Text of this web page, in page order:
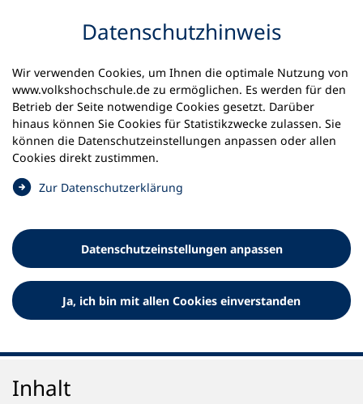
Datenschutz­hinweis
Wir verwenden Cookies, um Ihnen die optimale Nutzung von
www.volkshochschule.de zu ermöglichen. Es werden für den
Betrieb der Seite notwendige Cookies gesetzt. Darüber
hinaus können Sie Cookies für Statistikzwecke zulassen. Sie
können die Datenschutz­einstellungen anpassen oder allen
Cookies direkt zustimmen.
Zur Datenschutz­erklärung
i
Datenschutz­einstellungen anpassen
Ja, ich bin mit allen Cookies einverstanden
Integration: sprachlich und
berufsbezogen
Volkshochschulen haben über die Jahrzehnte eine hohe
Kompetenz und ein großes Erfahrungswissen im Bereich
der Durchführung sprachlicher und berufsbezogener
notwendige – Rahmenbedingungen für eine gelingende
Integration in Sprache und Beruf?
Inhalt